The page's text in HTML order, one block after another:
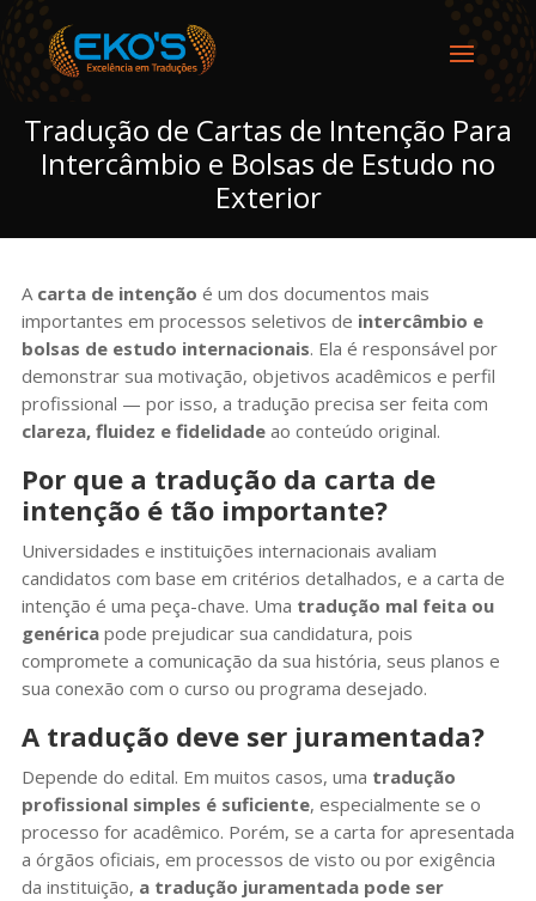
Tradução de Cartas de Intenção Para
Intercâmbio e Bolsas de Estudo no
Exterior
A carta de intenção é um dos documentos mais
importantes em processos seletivos de intercâmbio e
bolsas de estudo internacionais. Ela é responsável por
demonstrar sua motivação, objetivos acadêmicos e perfil
profissional — por isso, a tradução precisa ser feita com
clareza, fluidez e fidelidadeao conteúdo original.
Por que a tradução da carta de
intenção é tão importante?
Universidades e instituições internacionais avaliam
candidatos com base em critérios detalhados, e a carta de
intenção é uma peça-chave. Uma tradução mal feita ou
genéricapode prejudicar sua candidatura, pois
compromete a comunicação da sua história, seus planos e
sua conexão com o curso ou programa desejado.
A tradução deve ser juramentada?
Depende do edital. Em muitos casos, uma tradução
profissional simples é suficiente, especialmente se o
processo for acadêmico. Porém, se a carta for apresentada
a órgãos oficiais, em processos de visto ou por exigência
da instituição, a tradução juramentada pode ser